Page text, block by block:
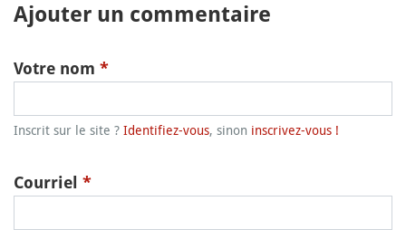
Ajouter un commentaire
Votre nom *
Inscrit sur le site ? Identifiez-vous, sinon inscrivez-vous !
Courriel *